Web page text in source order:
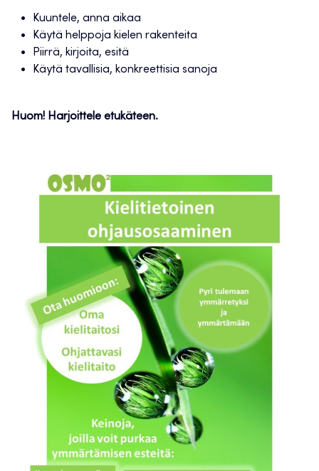
Kuuntele, anna aikaa
Käytä helppoja kielen rakenteita
Piirrä, kirjoita, esitä
Käytä tavallisia, konkreettisia sanoja
Huom! Harjoittele etukäteen.